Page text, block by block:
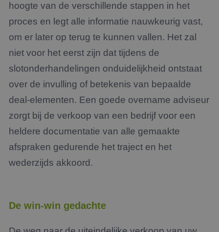
hoogte van de verschillende stappen in het
proces en legt alle informatie nauwkeurig vast,
om er later op terug te kunnen vallen. Het zal
niet voor het eerst zijn dat tijdens de
slotonderhandelingen onduidelijkheid ontstaat
over de invulling of betekenis van bepaalde
deal-elementen. Een goede overname adviseur
zorgt bij de verkoop van een bedrijf voor een
heldere documentatie van alle gemaakte
afspraken gedurende het traject en het
wederzijds akkoord.
De win-win gedachte